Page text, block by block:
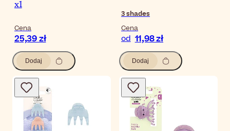
x1
Cena
25,39 zł
Dodaj
3shades
Cena
od 11,98 zł
Dodaj